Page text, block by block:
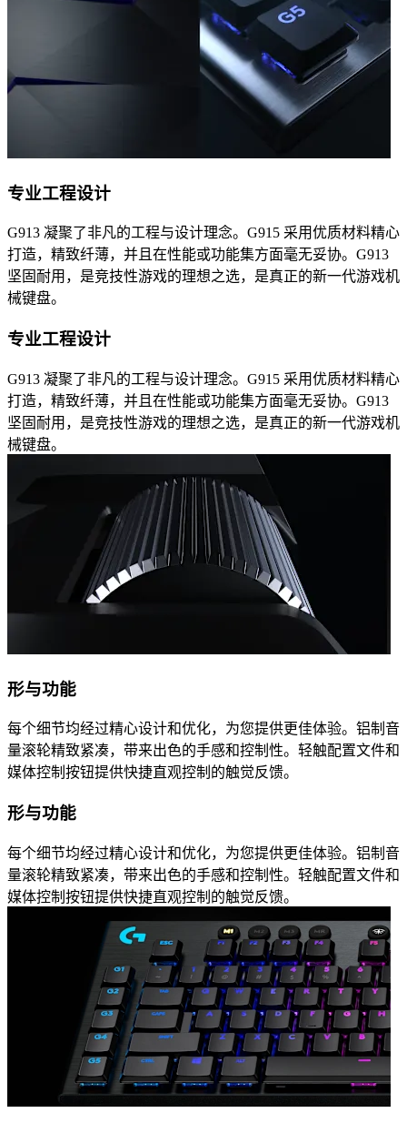
专业工程设计
G913 凝聚了非凡的工程与设计理念。G915 采用优质材料精心
打造，精致纤薄，并且在性能或功能集方面毫无妥协。G913
坚固耐用，是竞技性游戏的理想之选，是真正的新一代游戏机
械键盘。
专业工程设计
G913 凝聚了非凡的工程与设计理念。G915 采用优质材料精心
打造，精致纤薄，并且在性能或功能集方面毫无妥协。G913
坚固耐用，是竞技性游戏的理想之选，是真正的新一代游戏机
械键盘。
形与功能
每个细节均经过精心设计和优化，为您提供更佳体验。铝制音
量滚轮精致紧凑，带来出色的手感和控制性。轻触配置文件和
媒体控制按钮提供快捷直观控制的触觉反馈。
形与功能
每个细节均经过精心设计和优化，为您提供更佳体验。铝制音
量滚轮精致紧凑，带来出色的手感和控制性。轻触配置文件和
媒体控制按钮提供快捷直观控制的触觉反馈。